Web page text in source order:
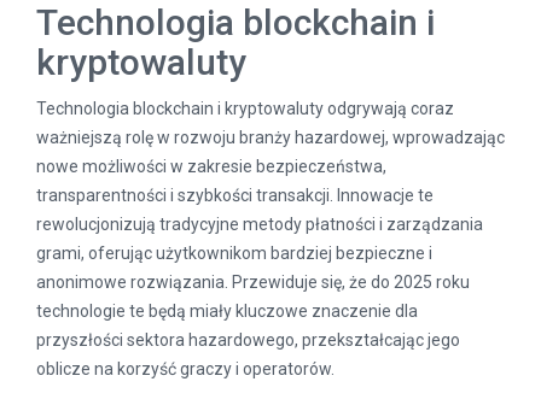
Technologia blockchain i
kryptowaluty
Technologia blockchain i kryptowaluty odgrywają coraz
ważniejszą rolę w rozwoju branży hazardowej, wprowadzając
nowe możliwości w zakresie bezpieczeństwa,
transparentności i szybkości transakcji. Innowacje te
rewolucjonizują tradycyjne metody płatności i zarządzania
grami, oferując użytkownikom bardziej bezpieczne i
anonimowe rozwiązania. Przewiduje się, że do 2025 roku
technologie te będą miały kluczowe znaczenie dla
przyszłości sektora hazardowego, przekształcając jego
oblicze na korzyść graczy i operatorów.